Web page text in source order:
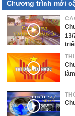
Chương trình mới
13/